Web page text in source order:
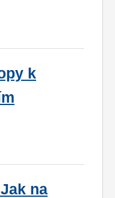
k
na